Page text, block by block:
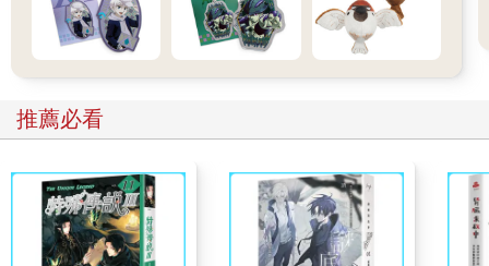
推薦必看